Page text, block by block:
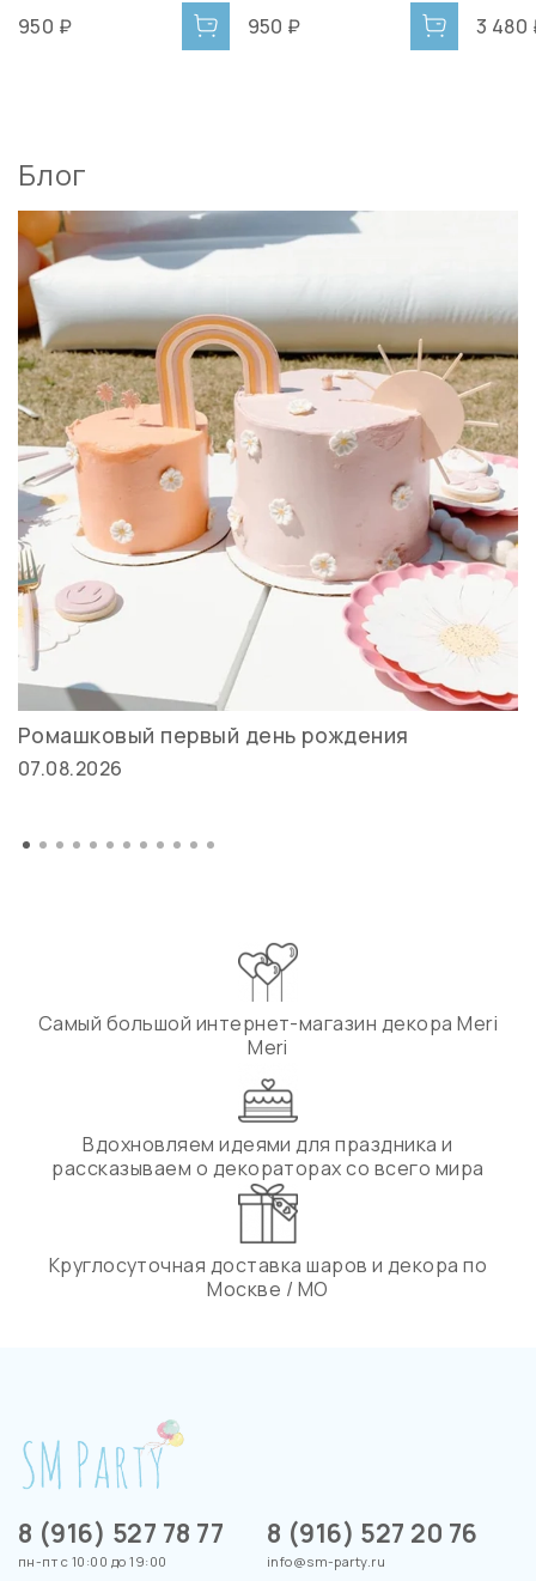
950 ₽
950 ₽
3 480
Блог
Ромашковый первый день рождения
07.08.2026
Самый большой интернет-магазин декора Meri
Meri
Вдохновляем идеями для праздника и
рассказываем о декораторах со всего мира
Круглосуточная доставка шаров и декора по
Москве / МО
8 (916) 527 78 77
пн-пт с 10:00 до 19:00
8 (916) 527 20 76
info@sm-party.ru